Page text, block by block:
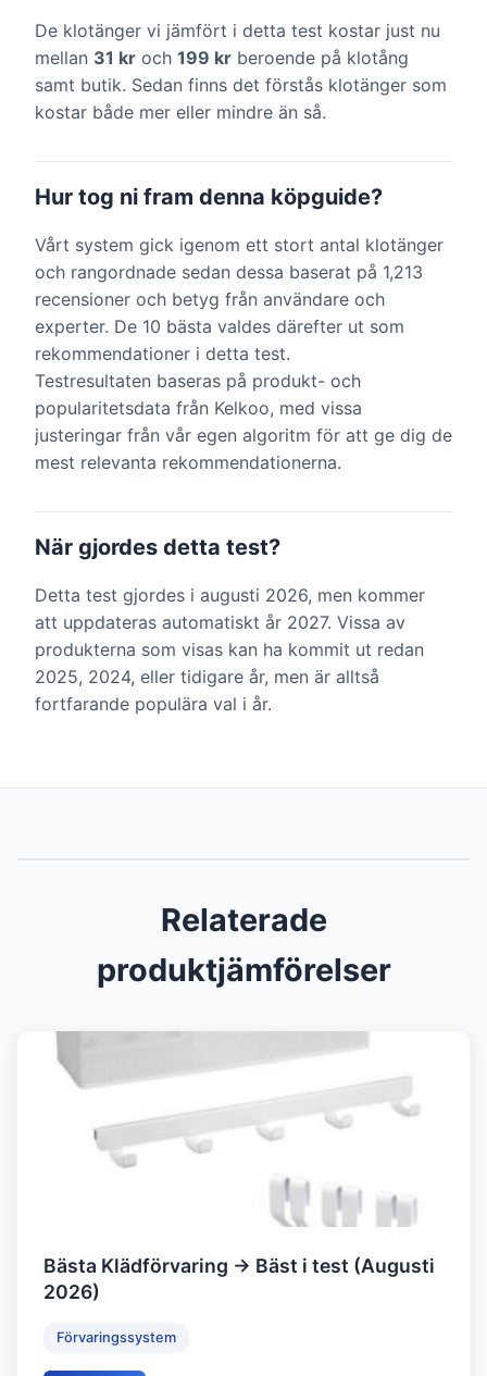
De klotänger vi jämfört i detta test kostar just nu
mellan 31 kr och 199 kr beroende på klotång
samt butik. Sedan finns det förstås klotänger som
kostar både mer eller mindre än så.
Hur tog ni fram denna köpguide?
Vårt system gick igenom ett stort antal klotänger
och rangordnade sedan dessa baserat på 1,213
recensioner och betyg från användare och
experter. De 10 bästa valdes därefter ut som
rekommendationer i detta test.
Testresultaten baseras på produkt- och
popularitetsdata från Kelkoo, med vissa
justeringar från vår egen algoritm för att ge dig de
mest relevanta rekommendationerna.
När gjordes detta test?
Detta test gjordes i augusti 2026, men kommer
att uppdateras automatiskt år 2027. Vissa av
produkterna som visas kan ha kommit ut redan
2025, 2024, eller tidigare år, men är alltså
fortfarande populära val i år.
Relaterade
produktjämförelser
Bästa Klädförvaring → Bäst i test (Augusti
2026)
Förvaringssystem